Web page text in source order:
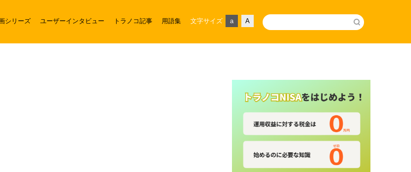
シリーズ ユーザーインタビュー トラノコ記事 用語集 文字サイズ a A